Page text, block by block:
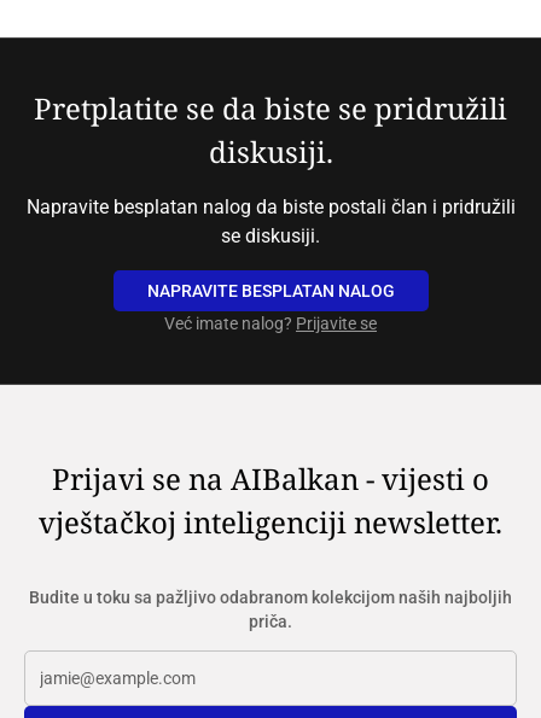
Pretplatite se da biste se pridružili
diskusiji.
Napravite besplatan nalog da biste postali član i pridružili
se diskusiji.
NAPRAVITE BESPLATAN NALOG
Već imate nalog? Prijavite se
Prijavi se na AIBalkan - vijesti o
vještačkoj inteligenciji newsletter.
Budite u toku sa pažljivo odabranom kolekcijom naših najboljih
priča.